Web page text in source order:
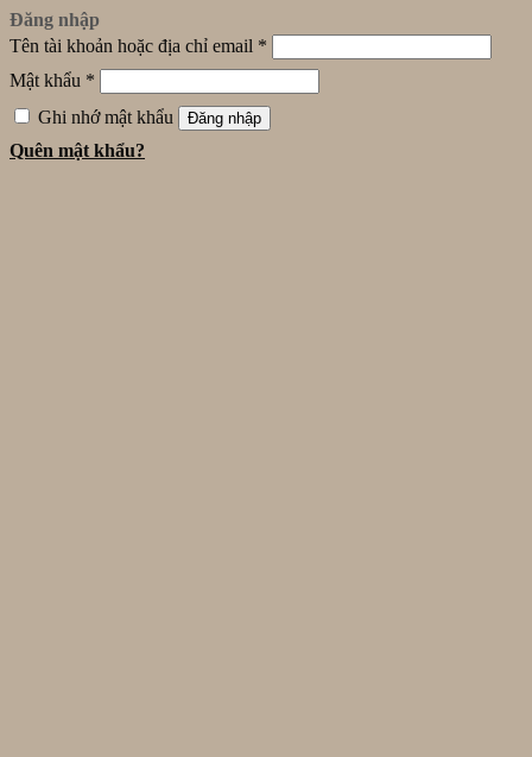
Đăng nhập
Tên tài khoản hoặc địa chỉ email *
Mật khẩu *
Ghi nhớ mật khẩu
Đăng nhập
Quên mật khẩu?